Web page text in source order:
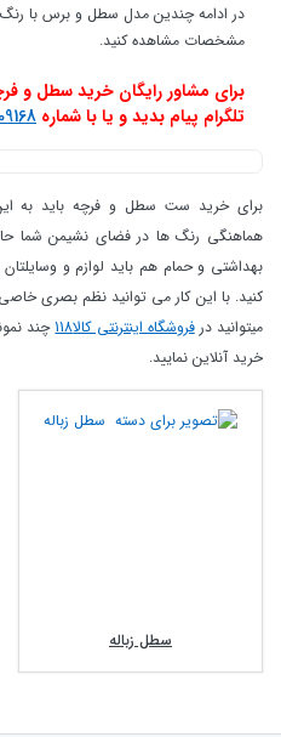
در ادامه چندین مدل سطل و برس با
مشخصات مشاهده کنید.
برای مشاور رایگان خرید سطل و
تلگرام پیام بدید و یا با شماره
برای خرید ست سطل و فرچه باید به این
هماهنگی رنگ ها در فضای نشیمن شما
بهداشتی و حمام هم باید لوازم و
کنید. با این کار می توانید نظم بصری
میتوانید درفروشگاه اینترنتی کالا118
چند
خرید آنلاین نمایید.
سطل زباله